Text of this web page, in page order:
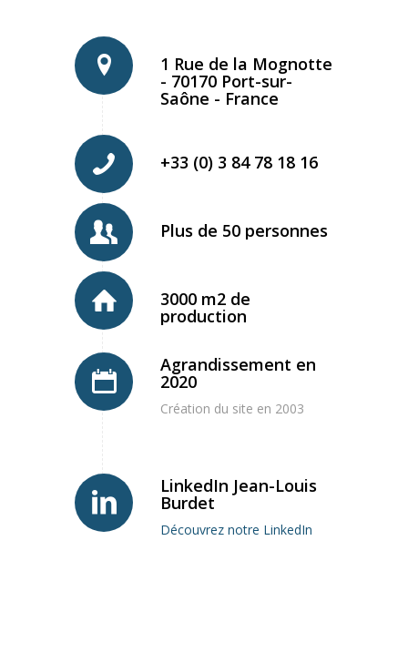
1 Rue de la Mognotte
- 70170 Port-sur-
Saône - France
+33 (0) 3 84 78 18 16
Plus de 50 personnes
3000 m2 de
production
Agrandissement en
2020
Création du site en 2003
LinkedIn Jean-Louis
Burdet
Découvrez notre LinkedIn